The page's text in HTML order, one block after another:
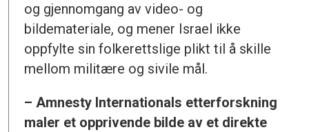
og gjennomgang av video- og
bildemateriale, og mener Israel ikke
oppfylte sin folkerettslige plikt til å skille
mellom militære og sivile mål.
– Amnesty Internationals etterforskning
maler et opprivende bilde av et direkte